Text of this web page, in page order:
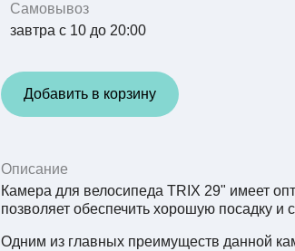
Самовывоз
завтра с 10 до 20:00
Добавить в корзину
Описание
Камера для велосипеда TRIX 29" имеет
позволяет обеспечить хорошую посадку и
Одним из главных преимуществ данной